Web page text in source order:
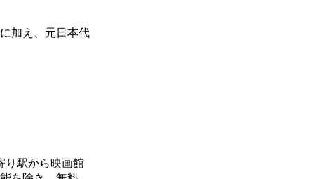
加え、元日本代
り駅から映画館